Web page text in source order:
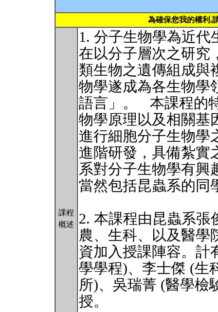
為確保您我的權利,
課程
概述
1. 分子生物學為近
在以分子層次之研究
類生物之遺傳組成與
物學遂成為各生物學
語言」。 本課程的
物學原理以及相關基
進行細胞分子生物學
進階研發，具備紮
系對分子生物學有興
當然包括昆蟲系的同
2. 本課程由昆蟲系張
農、生科、以及醫學
資加入授課陣容。計
學學程)、李士傑 (生
所)、吳瑞菁 (醫學檢
授。